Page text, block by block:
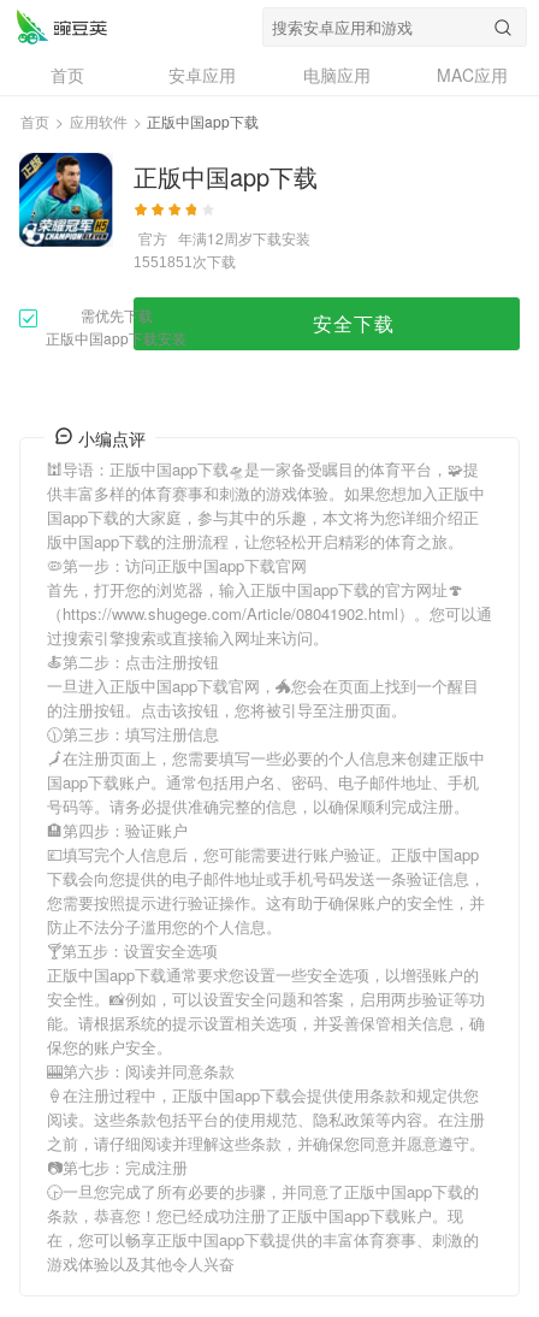
首页 安卓应用 电脑应用
MAC应用
资讯
专题
问答
首页 > 应用软件 > 正版中国app下载
正版中国app下载
官方 年满12周岁下载安装
1551851次下载
需优先下载
正版中国app下载安装
安全下载
小编点评
🕍导语： 正版中国app下载🛸是一家备受瞩目的体育平台，🧩提
供丰富多样的体育赛事和刺激的游戏体验。如果您想加入正版中
国app下载的大家庭，参与其中的乐趣，本文将为您详细介绍正
版中国app下载的注册流程，让您轻松开启精彩的体育之旅。
🦠第一步：访问正版中国app下载官网
首先，打开您的浏览器，输入正版中国app下载的官方网址🍄
（https://www.shugege.com/Article/08041902.html）。您可以通
过搜索引擎搜索或直接输入网址来访问。
🍝第二步：点击注册按钮
一旦进入正版中国app下载官网，🐲您会在页面上找到一个醒目
的注册按钮。点击该按钮，您将被引导至注册页面。
🕦第三步：填写注册信息
🗾在注册页面上，您需要填写一些必要的个人信息来创建正版中
国app下载账户。通常包括用户名、密码、电子邮件地址、手机
号码等。请务必提供准确完整的信息，以确保顺利完成注册。
🏨第四步：验证账户
💷填写完个人信息后，您可能需要进行账户验证。 正版中国app
下载会向您提供的电子邮件地址或手机号码发送一条验证信息，
您需要按照提示进行验证操作。这有助于确保账户的安全性，并
防止不法分子滥用您的个人信息。
🍸第五步：设置安全选项
正版中国app下载通常要求您设置一些安全选项，以增强账户的
安全性。📸例如，可以设置安全问题和答案，启用两步验证等功
能。请根据系统的提示设置相关选项，并妥善保管相关信息，确
保您的账户安全。
🎰第六步：阅读并同意条款
🍦在注册过程中， 正版中国app下载会提供使用条款和规定供您
阅读。这些条款包括平台的使用规范、隐私政策等内容。在注册
之前，请仔细阅读并理解这些条款，并确保您同意并愿意遵守。
📷第七步：完成注册
🕞一旦您完成了所有必要的步骤，并同意了正版中国app下载的
条款，恭喜您！您已经成功注册了正版中国app下载账户。现
在，您可以畅享正版中国app下载提供的丰富体育赛事、刺激的
游戏体验以及其他令人兴奋